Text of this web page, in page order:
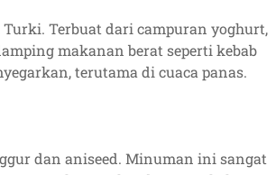
Terbuat dari campuran yoghurt,
makanan berat seperti kebab
terutama di cuaca panas.
dan aniseed. Minuman ini sangat